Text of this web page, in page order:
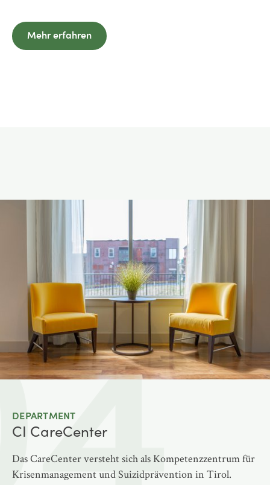
Mehr erfahren
DEPARTMENT
CI CareCenter
Das CareCenter versteht sich als Kompetenzzentrum für
Krisenmanagement und Suizidprävention in Tirol.